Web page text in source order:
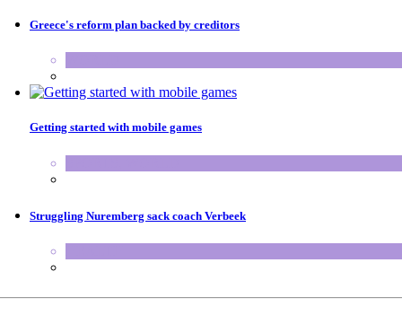
Greece's reform plan backed by creditors
Getting started with mobile games
Struggling Nuremberg sack coach Verbeek